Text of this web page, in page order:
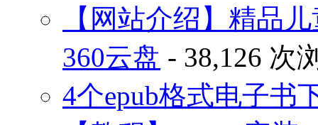
【网站介绍】精品
360云盘 - 38,126 次
4个epub格式电子书